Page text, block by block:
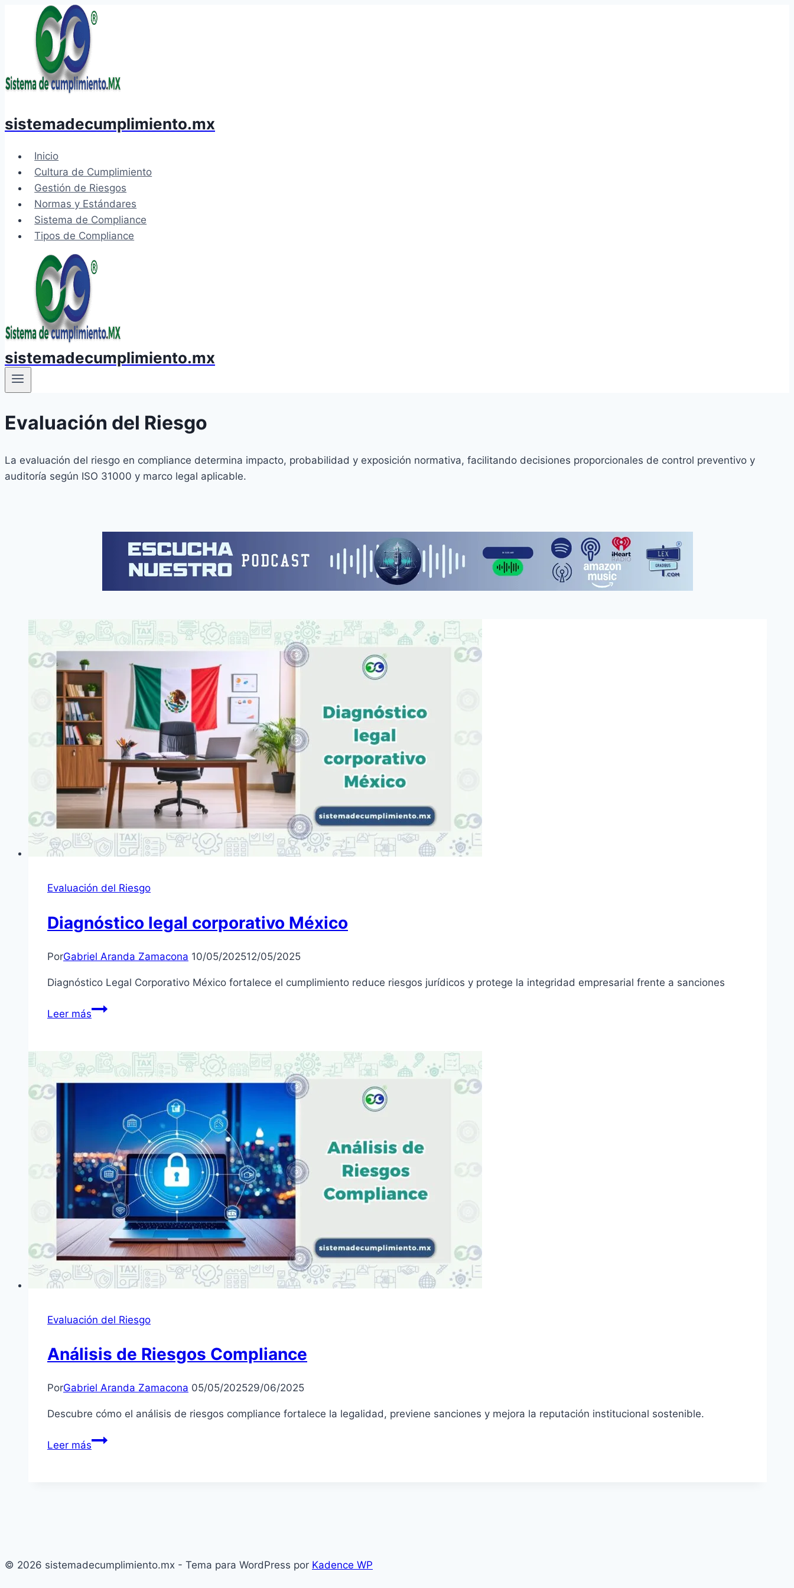
contenido
sistemadecumplimiento.mx
Inicio
Cultura de Cumplimiento
Gestión de Riesgos
Normas y Estándares
Sistema de Compliance
Tipos de Compliance
sistemadecumplimiento.mx
Evaluación del Riesgo
La evaluación del riesgo en compliance determina impacto, probabilidad y exposición normativa, facilitando decisiones proporcionales de control preventivo y
auditoría según ISO 31000 y marco legal aplicable.
Evaluación del Riesgo
Diagnóstico legal corporativo México
PorGabriel Aranda Zamacona 10/05/202512/05/2025
Diagnóstico Legal Corporativo México fortalece el cumplimiento reduce riesgos jurídicos y protege la integridad empresarial frente a sanciones
Leer másDiagnóstico
México
Evaluación del Riesgo
Análisis de Riesgos Compliance
PorGabriel Aranda Zamacona 05/05/202529/06/2025
Descubre cómo el análisis de riesgos compliance fortalece la legalidad, previene sanciones y mejora la reputación institucional sostenible.
Leer másAnálisis
© 2026 sistemadecumplimiento.mx - Tema para WordPress por Kadence WP